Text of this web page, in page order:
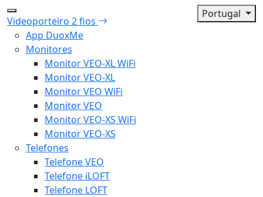
Portugal
Videoporteiro 2 fios
App DuoxMe
Monitores
Monitor VEO-XL WiFi
Monitor VEO-XL
Monitor VEO WiFi
Monitor VEO
Monitor VEO-XS WiFi
Monitor VEO-XS
Telefones
Telefone VEO
Telefone iLOFT
Telefone LOFT